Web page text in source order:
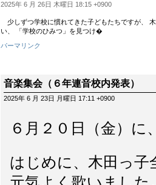
2025年 6 月 26日 木曜日 18:15 +0900
少しずつ学校に慣れてきた子どもたちですが、
い、 「学校のひみつ」を見つけ�
パーマリンク
音楽集会（６年連音校内発表）
2025年 6 月 23日 月曜日 17:11 +0900
６月２０日（金）
はじめに、木田っ